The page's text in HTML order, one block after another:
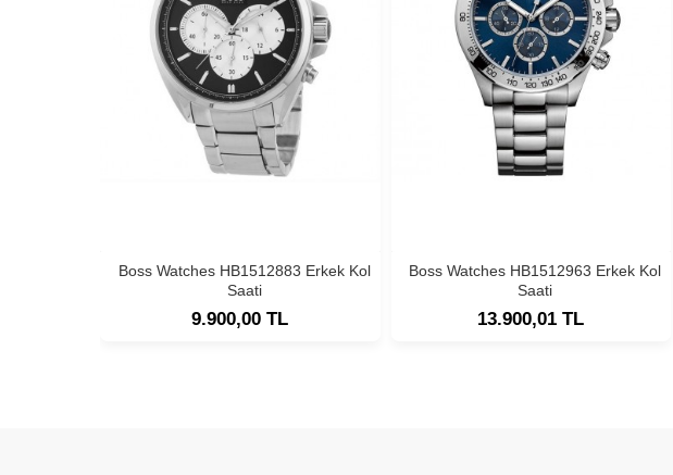
Boss Watches HB1512883 Erkek Kol
Saati
9.900,00 TL
Boss Watches HB1512963 Erkek Kol
Saati
13.900,01 TL